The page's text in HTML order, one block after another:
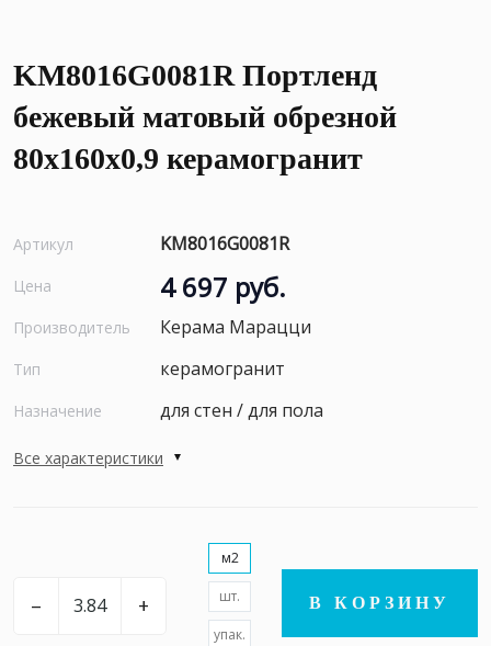
KM8016G0081R Портленд
бежевый матовый обрезной
80x160x0,9 керамогранит
Артикул KM8016G0081R
Цена 4 697 руб.
Производитель Керама Марацци
Тип керамогранит
Назначение для стен / для пола
Все характеристики
– +
м2
шт.
упак.
В КОРЗИНУ